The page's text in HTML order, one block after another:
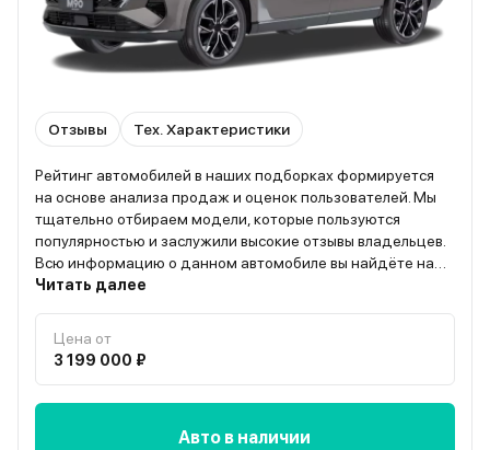
Отзывы Тех. Характеристики
Рейтинг автомобилей в наших подборках формируется
на основе анализа продаж и оценок пользователей. Мы
тщательно отбираем модели, которые пользуются
популярностью и заслужили высокие отзывы владельцев.
Всю информацию о данном автомобиле вы найдёте на
странице “О модели”
Читать далее
Цена от
3 199 000 ₽
Авто в наличии